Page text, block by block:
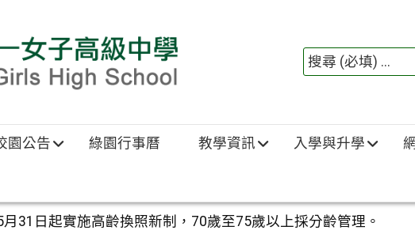
園公告 綠園行事曆 教學資訊 入學與升學
月31日起實施高齡換照新制，70歲至75歲以上採分齡管理。